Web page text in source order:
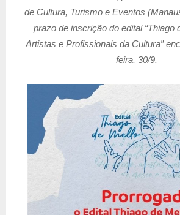
de Cultura, Turismo e Eventos
prazo de inscrição do edital “Thiago
Artistas e Profissionais da Cultura”
feira, 30/9.